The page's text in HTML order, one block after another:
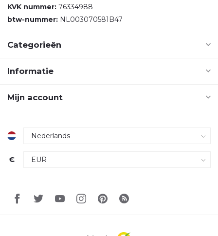
KVK nummer: 76334988
btw-nummer: NL003070581B47
Categorieën
Informatie
Mijn account
€